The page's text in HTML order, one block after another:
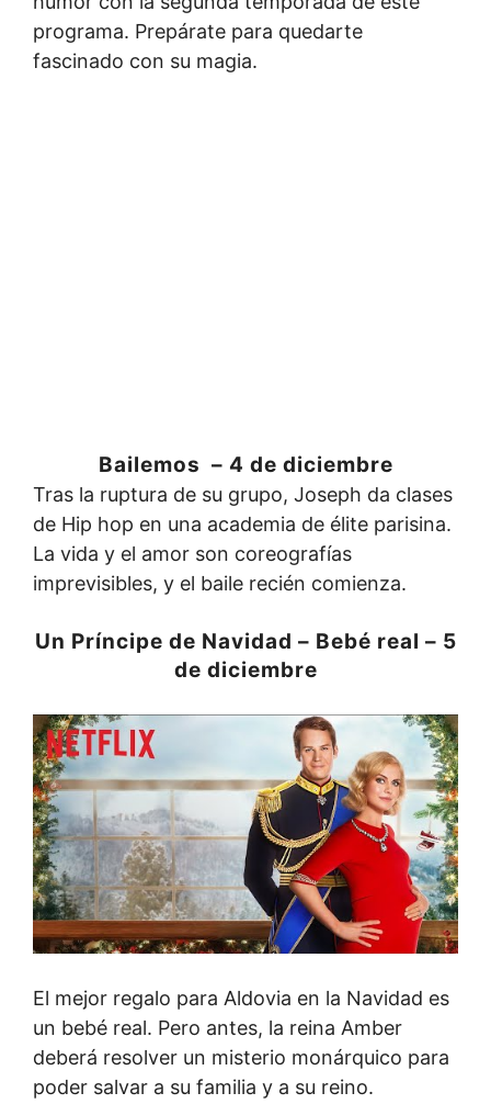
programa. Prepárate para quedarte
fascinado con su magia.
Bailemos – 4 de diciembre
Tras la ruptura de su grupo, Joseph da clases
de Hip hop en una academia de élite parisina.
La vida y el amor son coreografías
imprevisibles, y el baile recién comienza.
Un Príncipe de Navidad – Bebé real – 5
de diciembre
El mejor regalo para Aldovia en la Navidad es
un bebé real. Pero antes, la reina Amber
deberá resolver un misterio monárquico para
poder salvar a su familia y a su reino.